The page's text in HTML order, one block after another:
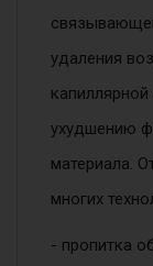
удаления
ухудшению
материала.
многих
- пропитка